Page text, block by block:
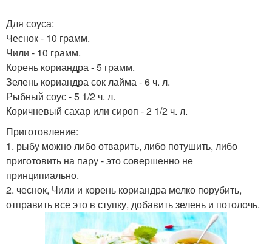
Для соуса:
Чеснок - 10 грамм.
Чили - 10 грамм.
Корень кориандра - 5 грамм.
Зелень кориандра сок лайма - 6 ч. л.
Рыбный соус - 5 1/2 ч. л.
Коричневый сахар или сироп - 2 1/2 ч. л.
Приготовление:
1. рыбу можно либо отварить, либо потушить, либо
приготовить на пару - это совершенно не
принципиально.
2. чеснок, Чили и корень кориандра мелко порубить,
отправить все это в ступку, добавить зелень и потолочь.